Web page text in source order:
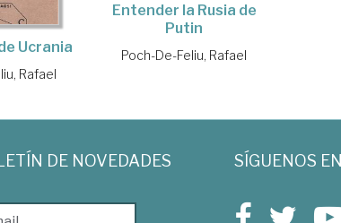
Ucrania
Rafael
Entender la Rusia de
Putin
Poch-De-Feliu, Rafael
DE NOVEDADES SÍGUENOS EN